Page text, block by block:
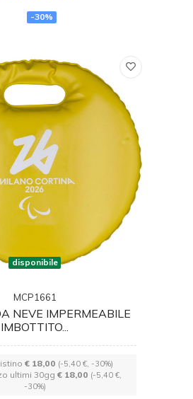
-30%
disponibile
MCP1661
NEVE IMPERMEABILE
IMBOTTITO...
€ 18,00 (-5,40 €, -30%)
ultimi 30gg € 18,00 (-5,40 €,
-30%)